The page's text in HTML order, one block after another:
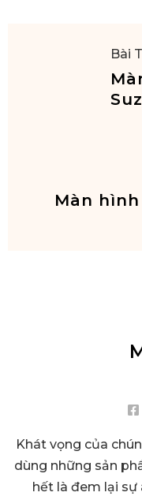
Bài
Màn
Khát vọng của
dùng những sản
hết là đem lại